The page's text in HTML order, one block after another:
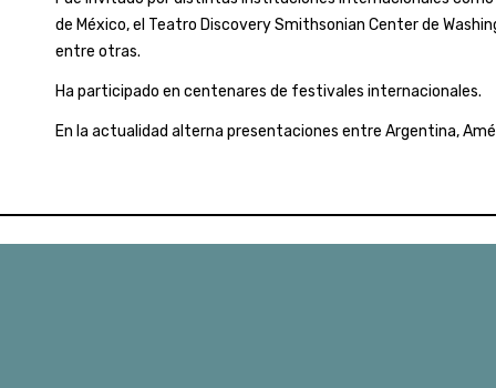
de México, el Teatro Discovery Smithsonian Center de
entre otras.
Ha participado en centenares de festivales internacionales.
En la actualidad alterna presentaciones entre Argentina,